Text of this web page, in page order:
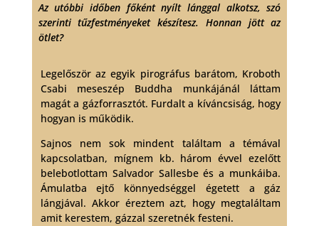
Az utóbbi időben főként nyílt lánggal alkotsz, szó
szerinti tűzfestményeket készítesz. Honnan jött az
ötlet?
Legelőször az egyik pirográfus barátom, Kroboth
Csabi meseszép Buddha munkájánál láttam
magát a gázforrasztót. Furdalt a kíváncsiság, hogy
hogyan is működik.
Sajnos nem sok mindent találtam a témával
kapcsolatban, mígnem kb. három évvel ezelőtt
belebotlottam Salvador Sallesbe és a munkáiba.
Ámulatba ejtő könnyedséggel égetett a gáz
lángjával. Akkor éreztem azt, hogy megtaláltam
amit kerestem, gázzal szeretnék festeni.